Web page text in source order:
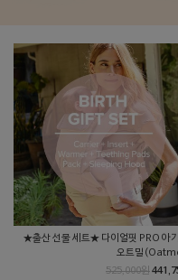
★출산 선물 세트★ 다이얼핏 PRO 아
오트밀
525,000원